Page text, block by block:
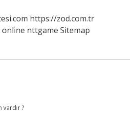
https://zod.com.tr
nttgame Sitemap
vardır ?